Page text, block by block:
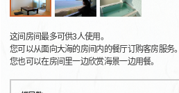
这间房间最多可供3人使用。
您可以从面向大海的房间内的餐厅订购客房服务。
您也可以在房间里一边欣赏海景一边用餐。